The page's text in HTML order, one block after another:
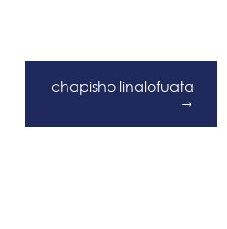
chapisho linalofuata
→